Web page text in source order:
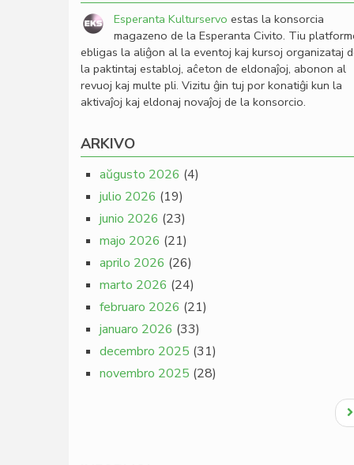
Esperanta Kulturservo estas la konsorcia
magazeno de la Esperanta Civito. Tiu
ebligas la aliĝon al la eventoj kaj kursoj organizataj
la paktintaj establoj, aĉeton de eldonaĵoj, abonon al
revuoj kaj multe pli. Vizitu ĝin tuj por konatiĝi kun la
aktivaĵoj kaj eldonaj novaĵoj de la konsorcio.
ARKIVO
aŭgusto 2026 (4)
julio 2026 (19)
junio 2026 (23)
majo 2026 (21)
aprilo 2026 (26)
marto 2026 (24)
februaro 2026 (21)
januaro 2026 (33)
decembro 2025 (31)
novembro 2025 (28)